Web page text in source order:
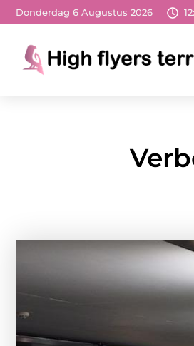
Donderdag 6 Augustus 2026